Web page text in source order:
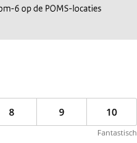
8 9 10
Fantastisch